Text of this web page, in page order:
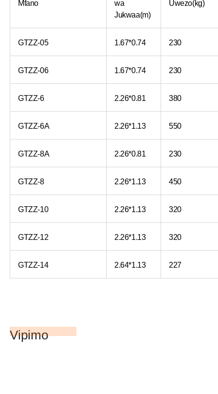
Mfano
wa
Jukwaa(m)
Uwezo(kg)
GTZZ-05 1.67*0.74 230
GTZZ-06 1.67*0.74 230
GTZZ-6 2.26*0.81 380
GTZZ-6A 2.26*1.13 550
GTZZ-8A 2.26*0.81 230
GTZZ-8 2.26*1.13 450
GTZZ-10 2.26*1.13 320
GTZZ-12 2.26*1.13 320
GTZZ-14 2.64*1.13 227
Vipimo